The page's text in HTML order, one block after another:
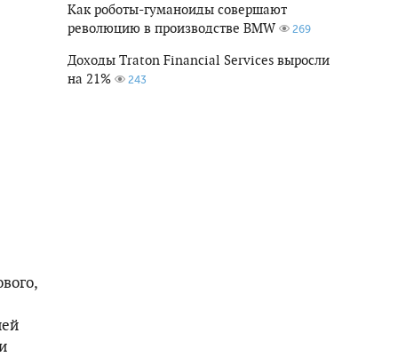
Как роботы-гуманоиды совершают
революцию в производстве BMW
269
Доходы Traton Financial Services выросли
на 21%
243